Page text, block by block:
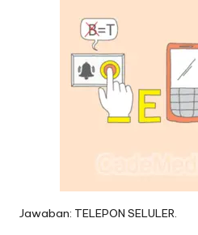
Jawaban: TELEPON SELULER.